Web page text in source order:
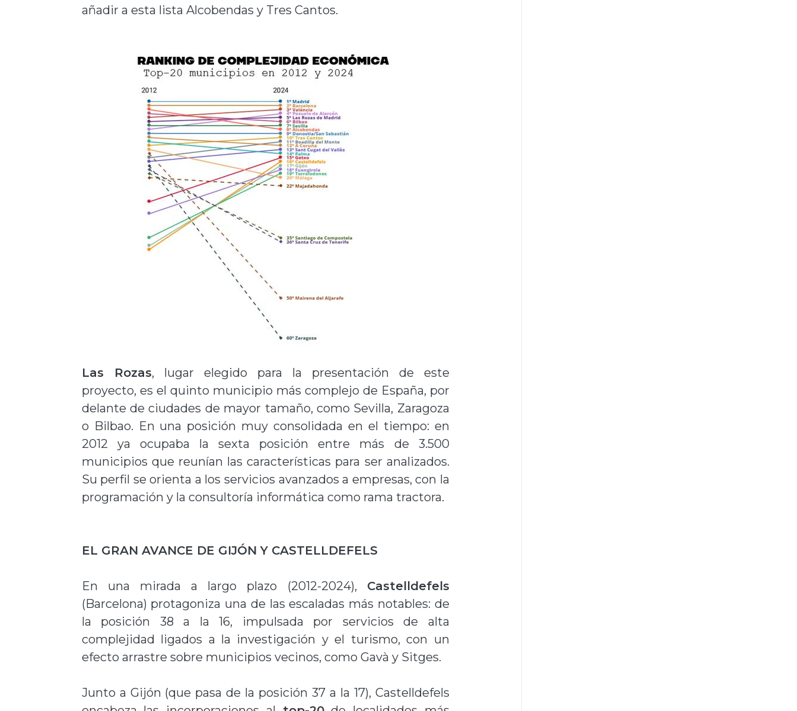
añadir a esta lista Alcobendas y Tres Cantos.
Las Rozas, lugar elegido para la presentación de este
proyecto, es el quinto municipio más complejo de España, por
delante de ciudades de mayor tamaño, como Sevilla, Zaragoza
o Bilbao. En una posición muy consolidada en el tiempo: en
2012 ya ocupaba la sexta posición entre más de 3.500
municipios que reunían las características para ser analizados.
Su perfil se orienta a los servicios avanzados a empresas, con la
programación y la consultoría informática como rama tractora.
EL GRAN AVANCE DE GIJÓN Y CASTELLDEFELS
En una mirada a largo plazo (2012-2024), Castelldefels
(Barcelona) protagoniza una de las escaladas más notables: de
la posición 38 a la 16, impulsada por servicios de alta
complejidad ligados a la investigación y el turismo, con un
efecto arrastre sobre municipios vecinos, como Gavà y Sitges.
Junto a Gijón (que pasa de la posición 37 a la 17), Castelldefels